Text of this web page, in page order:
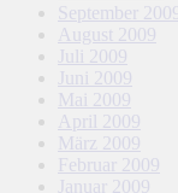
September
August 2009
Juli 2009
Juni 2009
Mai 2009
April 2009
März 2009
Februar 2009
Januar 2009